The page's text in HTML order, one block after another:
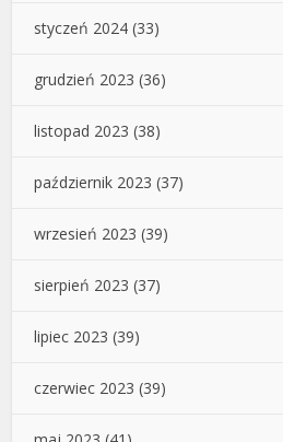
styczeń 2024 (33)
grudzień 2023 (36)
listopad 2023 (38)
październik 2023 (37)
wrzesień 2023 (39)
sierpień 2023 (37)
lipiec 2023 (39)
czerwiec 2023 (39)